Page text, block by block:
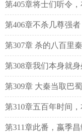
第405章将士们听令
第406章不杀几尊强者
第307章 杀的八百里
第308章我们本身就
可能闯出去。
第309章 大秦当取巴
第310章五百年时间
第311章此番，嬴季